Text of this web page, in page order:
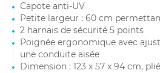
Capote anti-UV
Petite largeur : 60 cm
2 harnais de sécurité 5 points
Poignée ergonomique avec
une conduite aisée
Dimension : 123 x 57 x 94 cm,